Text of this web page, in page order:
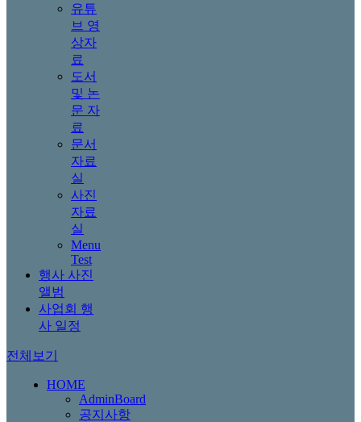
유튜
브 영
상자
료
도서
및 논
문 자
료
문서
자료
실
사진
자료
실
Menu
Test
행사 사진
앨범
사업회 행
사 일정
전체보기
HOME
AdminBoard
공지사항